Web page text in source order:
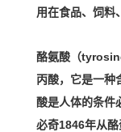
用在食品、饲料
酪氨酸（
丙酸，它是一种
酸是人体的条件
必奇1846年从酪